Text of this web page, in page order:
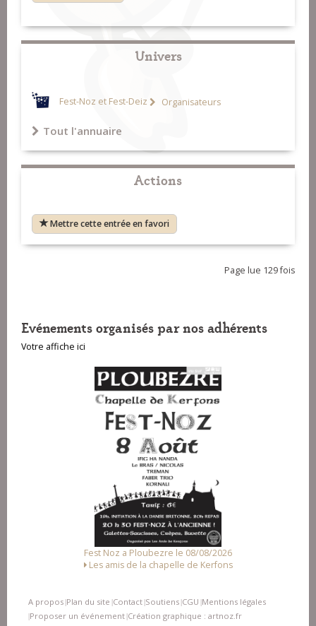
Univers
Fest-Noz et Fest-Deiz Organisateurs
Tout l'annuaire
Actions
Mettre cette entrée en favori
Page lue 129 fois
Evénements organisés par nos adhérents
Votre affiche ici
Fest Noz a Ploubezre le 08/08/2026
Les amis de la chapelle de Kerfons
A propos Plan du site Contact Soutiens CGU Mentions légales
Proposer un événement Création graphique : artnoz.fr